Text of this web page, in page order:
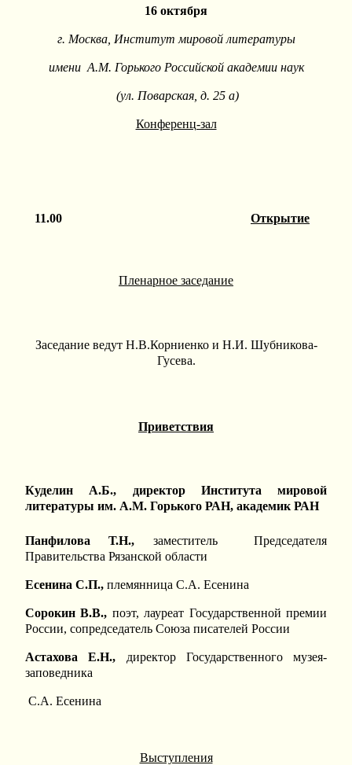
16 октября
г. Москва, Институт мировой литературы
имени А.М. Горького Российской академии наук
(ул. Поварская, д. 25 а)
Конференц-зал
11.00 Открытие
Пленарное заседание
Заседание ведут Н.В.Корниенко и Н.И. Шубникова-
Гусева.
Приветствия
Куделин А.Б., директор Института мировой
литературы им. А.М. Горького РАН, академик РАН
Панфилова Т.Н., заместитель Председателя
Правительства Рязанской области
Есенина С.П., племянница С.А. Есенина
Сорокин В.В., поэт, лауреат Государственной премии
России, сопредседатель Союза писателей России
Астахова Е.Н., директор Государственного музея-
заповедника
С.А. Есенина
Выступления